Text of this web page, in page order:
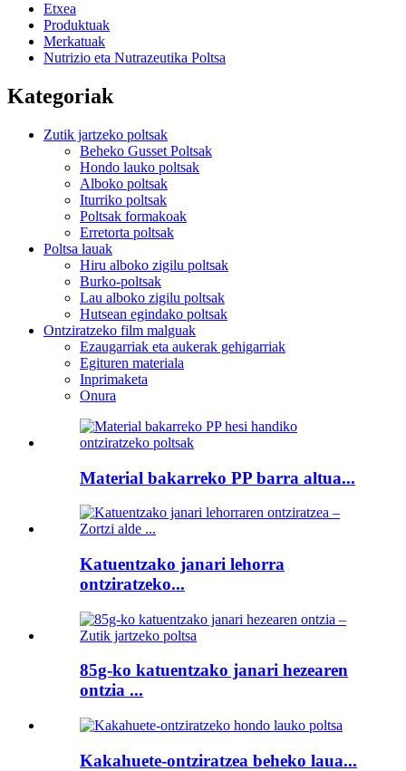
Etxea
Produktuak
Merkatuak
Nutrizio eta Nutrazeutika Poltsa
Kategoriak
Zutik jartzeko poltsak
Beheko Gusset Poltsak
Hondo lauko poltsak
Alboko poltsak
Iturriko poltsak
Poltsak formakoak
Erretorta poltsak
Poltsa lauak
Hiru alboko zigilu poltsak
Burko-poltsak
Lau alboko zigilu poltsak
Hutsean egindako poltsak
Ontziratzeko film malguak
Ezaugarriak eta aukerak gehigarriak
Egituren materiala
Inprimaketa
Onura
Material bakarreko PP barra altua...
Katuentzako janari lehorra
ontziratzeko...
85g-ko katuentzako janari hezearen
ontzia ...
Kakahuete-ontziratzea beheko laua...